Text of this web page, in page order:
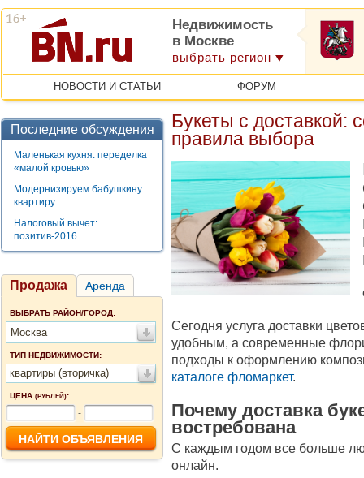
Недвижимость
в Москве
выбрать регион
НОВОСТИ И СТАТЬИ ФОРУМ
Последние обсуждения
Маленькая кухня: переделка
«малой кровью»
Модернизируем бабушкину
квартиру
Налоговый вычет:
позитив-2016
Продажа Аренда
ВЫБРАТЬ РАЙОН/ГОРОД:
Москва
ТИП НЕДВИЖИМОСТИ:
квартиры (вторичка)
ЦЕНА (РУБЛЕЙ):
-
Букеты с доставкой:
правила выбора
Сегодня услуга доставки
удобным, а современные
подходы к оформлению
каталоге фломаркет.
Почему доставка
востребована
С каждым годом все больше
онлайн.